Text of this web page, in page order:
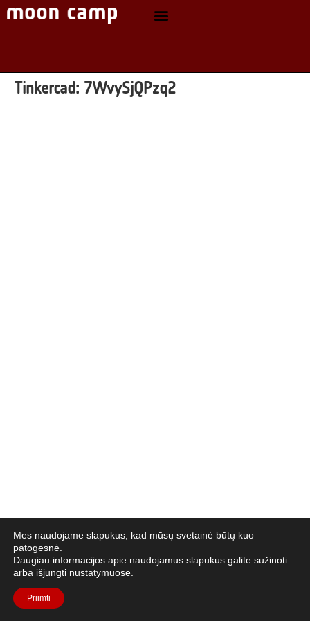
Tinkercad: 7WvySjQPzq2
Mes naudojame slapukus, kad mūsų svetainė būtų kuo
patogesnė.
Daugiau informacijos apie naudojamus slapukus galite sužinoti
arba išjungti nustatymuose
Priimti